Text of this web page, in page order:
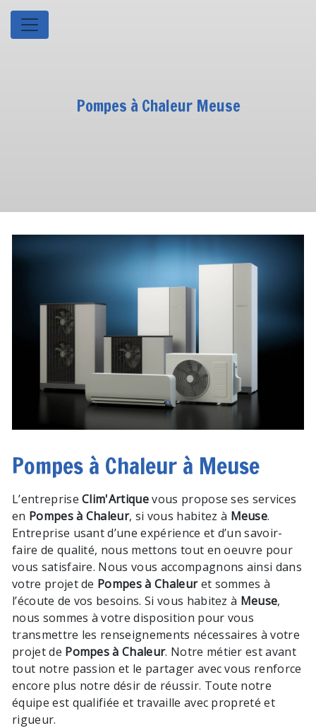
Panneau de gestion des cookies
Pompes à Chaleur Meuse
Pompes à Chaleur à Meuse
L’entrepriseClim'Artiquevous propose ses services
en Pompes à Chaleur, si vous habitez à Meuse.
Entreprise usant d’une expérience et d’un savoir-
faire de qualité, nous mettons tout en oeuvre pour
vous satisfaire. Nous vous accompagnons ainsi dans
votre projet de Pompes à Chaleuret sommes à
l’écoute de vos besoins. Si vous habitez à Meuse,
nous sommes à votre disposition pour vous
transmettre les renseignements nécessaires à votre
projet de Pompes à Chaleur. Notre métier est avant
tout notre passion et le partager avec vous renforce
encore plus notre désir de réussir. Toute notre
équipe est qualifiée et travaille avec propreté et
rigueur.